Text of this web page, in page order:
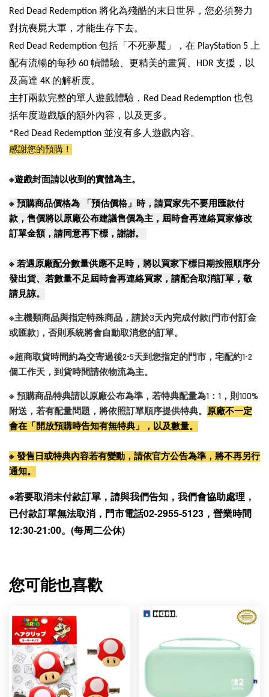
Red Dead Redemption 將化為殘酷的末日世界，您必須努力
對抗喪屍大軍，才能生存下去。
Red Dead Redemption 包括「不死夢魘」，在 PlayStation 5 上
配有流暢的每秒 60 幀體驗、更精美的畫質、 HDR 支援，以
及高達 4K 的解析度。
主打兩款完整的單人遊戲體驗， Red Dead Redemption 也包
括年度遊戲版的額外內容，以及更多。
*Red Dead Redemption 並沒有多人遊戲內容。
感謝您的預購！
※遊戲封面請以收到的實體為主。
※ 預購商品價格為 「預估價格」時，請買家先不要用匯款付
款，售價將以原廠公布建議售價為主，屆時會再連絡買家修改
訂單金額，請同意再下標，謝謝。
※ 若遇原廠配分數量供應不足時，將以買家下標日期按照順序分
發出貨、若數量不足屆時會再連絡買家，請配合取消訂單，敬
請見諒。
※主機類商品與指定特殊商品，請於3天內完成付款(門市付訂金
或匯款)，否則系統將會自動取消您的訂單。
※超商取貨時間約為交寄過後2-5天到您指定的門市，宅配約1-2
個工作天，到貨時間請依物流為主。
※ 預購商品特典請以原廠公布為準，若特典配量為1：1，則100%
附送，若有配量問題，將依照訂單順序提供特典。 原廠不一定
會在「開放預購時告知有無特典」，以及數量。
※ 發售日或特典內容若有變動，請依官方公告為準，將不再另行
通知。
※若要取消未付款訂單，請與我們告知，我們會協助處理，
已付款訂單無法取消，門市電話02-2955-5123，營業時間
12:30-21:00。(每周二公休)
您可能也喜歡